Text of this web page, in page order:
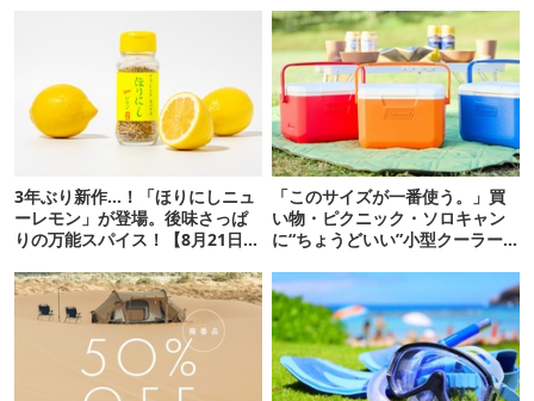
3年ぶり新作…！「ほりにしニュ
ーレモン」が登場。後味さっぱ
りの万能スパイス！【8月21日発
「このサイズが一番使う。」買
い物・ピクニック・ソロキャン
に“ちょうどいい”小型クーラー